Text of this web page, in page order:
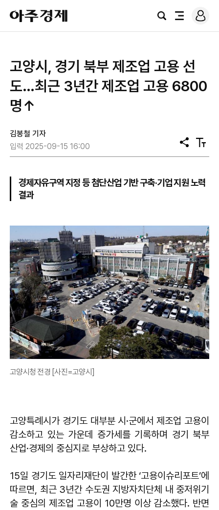
아
주
경
검
전
로
그
고양시, 경기 북부 제조업 고용 선
도…최근 3년간 제조업 고용 6800
명↑
김봉철 기자
입력 2025-09-15 16:00
공
유
텍
스
기
경제자유구역 지정 등 첨단산업 기반 구축·기업 지원 노력
결과
고양시청 전경 [사진=고양시]
고양특례시가 경기도 대부분 시·군에서 제조업 고용이
감소하고 있는 가운데 증가세를 기록하며 경기 북부
산업·경제의 중심지로 부상하고 있다.
15일 경기도 일자리재단이 발간한 ‘고용이슈리포트’에
따르면, 최근 3년간 수도권 지방자치단체 내 중저위기
술 중심의 제조업 고용이 10만명 이상 감소했다. 반면